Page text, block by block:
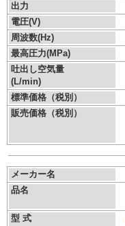
出力
電圧(V)
周波数(Hz)
最高圧力(MPa)
吐出し空気量
(L/min)
標準価格（税別）
販売価格（税別）
メーカー名
品名
型 式